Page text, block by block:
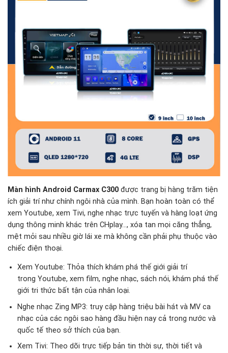
Màn hình Android Carmax C300 được trang bị hàng trăm tiện
ích giải trí như chính ngôi nhà của mình. Bạn hoàn toàn có thể
xem Youtube, xem Tivi, nghe nhạc trực tuyến và hàng loạt ứng
dụng thông minh khác trên CHplay…, xóa tan mọi căng thẳng,
mệt mỏi sau nhiều giờ lái xe mà không cần phải phụ thuộc vào
chiếc điện thoại.
Xem Youtube: Thỏa thích khám phá thế giới giải trí
trong Youtube, xem film, nghe nhạc, sách nói, khám phá thế
giới tri thức bất tận của nhân loại.
Nghe nhạc Zing MP3: truy cập hàng triệu bài hát và MV ca
nhạc của các ngôi sao hàng đầu hiện nay cả trong nước và
quốc tế theo sở thích của bạn.
Xem Tivi: Theo dõi trực tiếp bản tin thời sự, thời tiết và